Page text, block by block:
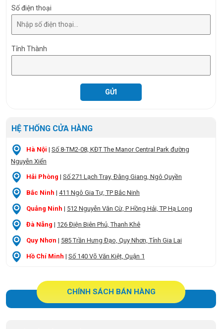
Số điện thoại
Tỉnh Thành
HỆ THỐNG CỬA HÀNG
Hà Nội | Số 8-TM2-08, KĐT The Manor Central Park đường
Nguyễn Xiển
Hải Phòng | Số 271 Lạch Tray, Đằng Giang, Ngô Quyền
Bắc Ninh | 411 Ngô Gia Tự, TP Bắc Ninh
Quảng Ninh | 512 Nguyễn Văn Cừ, P Hồng Hải, TP Hạ Long
Đà Nẵng | 126 Điện Biên Phủ, Thanh Khê
Quy Nhơn | 585 Trần Hưng Đạo, Quy Nhơn, Tỉnh Gia Lai
Hồ Chí Minh | Số 140 Võ Văn Kiệt, Quận 1
CHÍNH SÁCH BÁN HÀNG